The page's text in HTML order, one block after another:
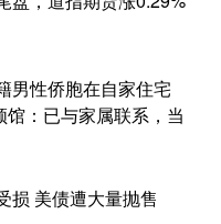
男性侨胞在自家住宅
：已与家属联系，当
损 美债遭大量抛售